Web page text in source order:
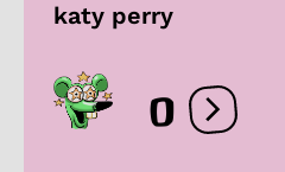
katy perry
0 Ouvrir